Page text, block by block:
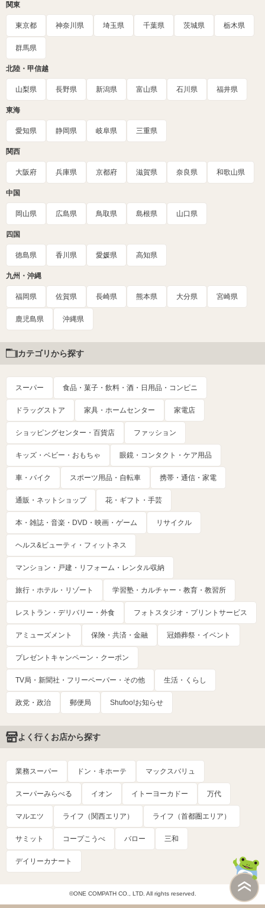
関東
東京都 神奈川県 埼玉県 千葉県 茨城県 栃木県
群馬県
北陸・甲信越
山梨県 長野県 新潟県 富山県 石川県 福井県
東海
愛知県 静岡県 岐阜県 三重県
関西
大阪府 兵庫県 京都府 滋賀県 奈良県 和歌山県
中国
岡山県 広島県 鳥取県 島根県 山口県
四国
徳島県 香川県 愛媛県 高知県
九州・沖縄
福岡県 佐賀県 長崎県 熊本県 大分県 宮崎県
鹿児島県 沖縄県
カテゴリから探す
スーパー 食品・菓子・飲料・酒・日用品・コンビニ
ドラッグストア 家具・ホームセンター 家電店
ショッピングセンター・百貨店 ファッション
キッズ・ベビー・おもちゃ 眼鏡・コンタクト・ケア用品
車・バイク スポーツ用品・自転車 携帯・通信・家電
通販・ネットショップ 花・ギフト・手芸
本・雑誌・音楽・DVD・映画・ゲーム リサイクル
ヘルス&ビューティ・フィットネス
マンション・戸建・リフォーム・レンタル収納
旅行・ホテル・リゾート 学習塾・カルチャー・教育・教習所
レストラン・デリバリー・外食 フォトスタジオ・プリントサービス
アミューズメント 保険・共済・金融 冠婚葬祭・イベント
プレゼントキャンペーン・クーポン
TV局・新聞社・フリーペーパー・その他 生活・くらし
政党・政治 郵便局 Shufoo!お知らせ
よく行くお店から探す
業務スーパー ドン・キホーテ マックスバリュ
スーパーみらべる イオン イトーヨーカドー 万代
マルエツ ライフ（関西エリア） ライフ（首都圏エリア）
サミット コープこうべ バロー 三和
デイリーカナート
©ONE COMPATH CO., LTD. All rights reserved.